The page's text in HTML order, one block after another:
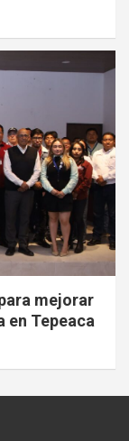
mejorar
en Tepeaca